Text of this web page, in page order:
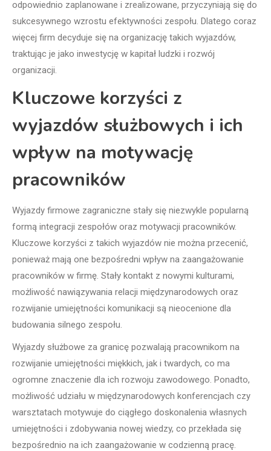
odpowiednio zaplanowane i zrealizowane, przyczyniają się do
sukcesywnego wzrostu efektywności zespołu. Dlatego coraz
więcej firm decyduje się na organizację takich wyjazdów,
traktując je jako inwestycję w kapitał ludzki i rozwój
organizacji.
Kluczowe korzyści z
wyjazdów służbowych i ich
wpływ na motywację
pracowników
Wyjazdy firmowe zagraniczne stały się niezwykle popularną
formą integracji zespołów oraz motywacji pracowników.
Kluczowe korzyści z takich wyjazdów nie można przecenić,
ponieważ mają one bezpośredni wpływ na zaangażowanie
pracowników w firmę. Stały kontakt z nowymi kulturami,
możliwość nawiązywania relacji międzynarodowych oraz
rozwijanie umiejętności komunikacji są nieocenione dla
budowania silnego zespołu.
Wyjazdy służbowe za granicę pozwalają pracownikom na
rozwijanie umiejętności miękkich, jak i twardych, co ma
ogromne znaczenie dla ich rozwoju zawodowego. Ponadto,
możliwość udziału w międzynarodowych konferencjach czy
warsztatach motywuje do ciągłego doskonalenia własnych
umiejętności i zdobywania nowej wiedzy, co przekłada się
bezpośrednio na ich zaangażowanie w codzienną pracę.